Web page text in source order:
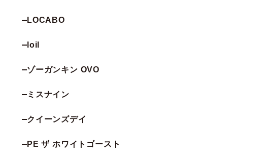
LOCABO
loil
ゾーガンキン OVO
ミスナイン
クイーンズデイ
PE ザ ホワイトゴースト